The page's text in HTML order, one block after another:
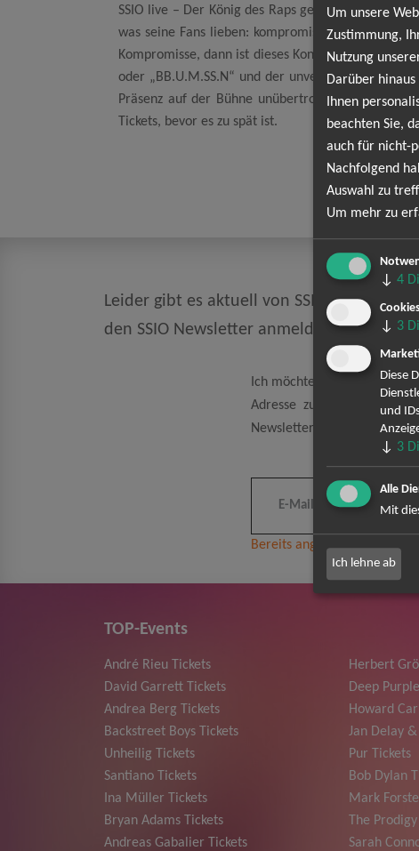
SSIO live – Der König des Raps geht wieder auf
was seine Fans lieben: kompromisslosen
Kompromisse, dann ist dieses Konzert
oder „BB.U.M.SS.N“ und der unverwechselbaren
Präsenz auf der Bühne unübertroffen. Kein
Tickets, bevor es zu spät ist.
Leider gibt es aktuell von SSIO keine
den SSIO Newsletter anmelden und
Ich möchte den regelmäßig
Adresse zum Zweck der
Newsletter kann ich
Bereits angemeldet? Hier
TOP-Events
André Rieu Tickets
David Garrett Tickets
Andrea Berg Tickets
Backstreet Boys Tickets
Unheilig Tickets
Santiano Tickets
Ina Müller Tickets
Bryan Adams Tickets
Andreas Gabalier Tickets
Herbert
Deep
Howard
Jan Delay
Pur Tickets
Bob Dylan
Mark
The
Sarah
Um unsere
Zustimmung,
Nutzung
Darüber
Ihnen
beachten Sie,
auch für nicht-
Nachfolgend
Auswahl zu
Um mehr zu
↓ 4
↓ 3
Diese
und
↓ 3
Alle
Mit
Ich lehne ab